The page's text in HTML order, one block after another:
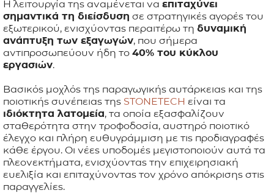
Η λειτουργία της αναμένεται να επιταχύνει
σημαντικά τη διείσδυση σε στρατηγικές αγορές του
εξωτερικού, ενισχύοντας περαιτέρω τη δυναμική
ανάπτυξη των εξαγωγών, που σήμερα
αντιπροσωπεύουν ήδη το 40% του κύκλου
εργασιών.
Βασικός μοχλός της παραγωγικής αυτάρκειας και της
ποιοτικής συνέπειας της STONETECH είναι τα
ιδιόκτητα λατομεία, τα οποία εξασφαλίζουν
σταθερότητα στην τροφοδοσία, αυστηρό ποιοτικό
έλεγχο και πλήρη ευθυγράμμιση με τις προδιαγραφές
κάθε έργου. Οι νέες υποδομές μεγιστοποιούν αυτά τα
πλεονεκτήματα, ενισχύοντας την επιχειρησιακή
ευελιξία και επιταχύνοντας τον χρόνο απόκρισης στις
παραγγελίες.